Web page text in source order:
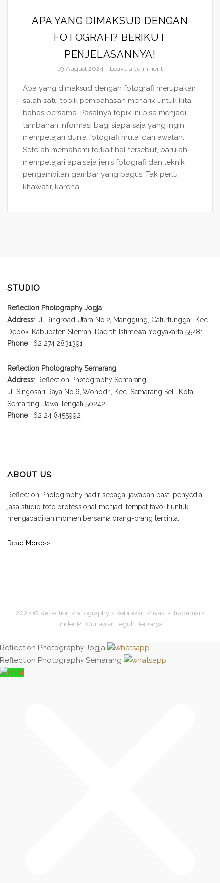
APA YANG DIMAKSUD DENGAN
FOTOGRAFI? BERIKUT
PENJELASANNYA!
19 August 2024 Leave a comment
Apa yang dimaksud dengan fotografi merupakan
salah satu topik pembahasan menarik untuk kita
bahas bersama. Pasalnya topik ini bisa menjadi
tambahan informasi bagi siapa saja yang ingin
mempelajari dunia fotografi mulai dari awalan.
Setelah memahami terkait hal tersebut, barulah
mempelajari apa saja jenis fotografi dan teknik
pengambilan gambar yang bagus. Tak perlu
khawatir, karena...
STUDIO
Reflection Photography Jogja
Address: Jl. Ringroad Utara No.2, Manggung, Caturtunggal, Kec.
Depok, Kabupaten Sleman, Daerah Istimewa Yogyakarta 55281
Phone: +62 274 2831391
Reflection Photography Semarang
Address: Reflection Photography Semarang
Jl. Singosari Raya No.6, Wonodri, Kec. Semarang Sel., Kota
Semarang, Jawa Tengah 50242
Phone: +62 24 8455992
ABOUT US
Reflection Photography hadir sebagai jawaban pasti penyedia
jasa studio foto professional menjadi tempat favorit untuk
mengabadikan momen bersama orang-orang tercinta.
Read More>>
2026 © Reflection Photography Kebijakan Privasi
Trademark
under PT. Gunawan Teguh Berkarya
Reflection Photography Jogja
Reflection Photography Semarang